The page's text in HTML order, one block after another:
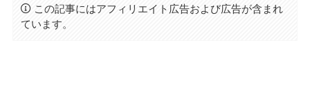
この記事にはアフィリエイト広告および広告が含まれ
ています。